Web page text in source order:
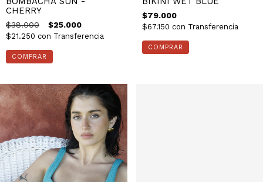
CHERRY
$38.000 $25.000
$21.250 con Transferencia
COMPRAR
$79.000
$67.150 con Transferencia
COMPRAR